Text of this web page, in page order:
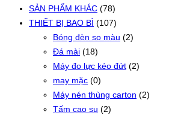
SẢN PHẨM KHÁC (78)
THIẾT BỊ BAO BÌ (107)
Bóng đèn so màu (2)
Đá mài (18)
Máy đo lực kéo đứt (2)
may mặc (0)
Máy nén thùng carton (2)
Tấm cao su (2)